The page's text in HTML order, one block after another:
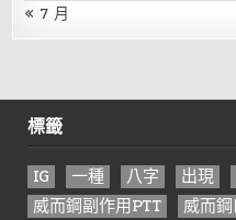
« 7 月
標籤
IG 一種 八字 出現
威而鋼副作用PTT
威而